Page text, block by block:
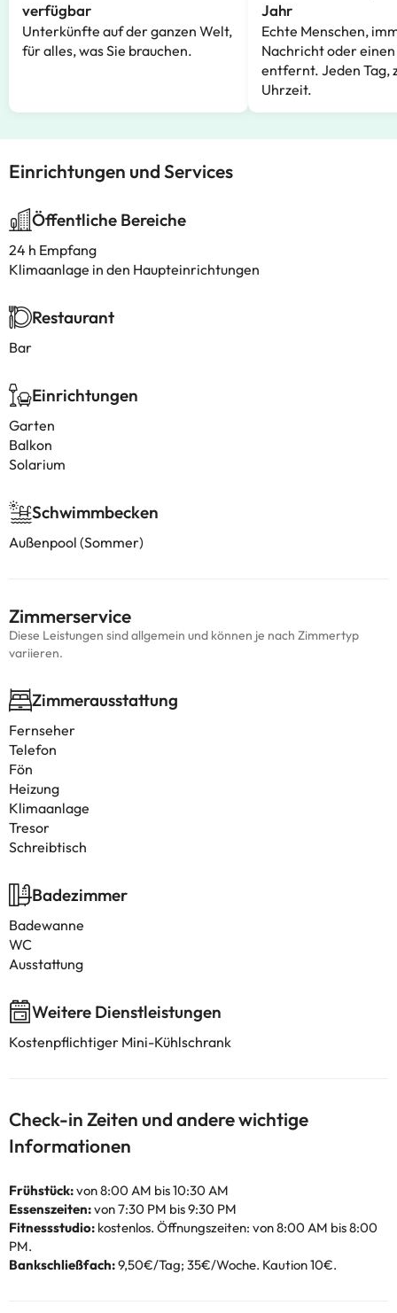
verfügbar
Unterkünfte auf der ganzen Welt,
für alles, was Sie brauchen.
Jahr
Echte Menschen,
Nachricht oder
entfernt. Jeden Tag,
Uhrzeit.
Einrichtungen und Services
Öffentliche Bereiche
24 h Empfang
Klimaanlage in den Haupteinrichtungen
Restaurant
Bar
Einrichtungen
Garten
Balkon
Solarium
Schwimmbecken
Außenpool (Sommer)
Zimmerservice
Diese Leistungen sind allgemein und können je nach Zimmertyp
variieren.
Zimmerausstattung
Fernseher
Telefon
Fön
Heizung
Klimaanlage
Tresor
Schreibtisch
Badezimmer
Badewanne
WC
Ausstattung
Weitere Dienstleistungen
Kostenpflichtiger Mini-Kühlschrank
Check-in Zeiten und andere wichtige
Informationen
Frühstück:von 8:00 AM bis 10:30 AM
Essenszeiten:von 7:30 PM bis 9:30 PM
Fitnessstudio: kostenlos. Öffnungszeiten: von 8:00 AM bis 8:00
PM.
Bankschließfach:9,50€/Tag; 35€/Woche. Kaution 10€.